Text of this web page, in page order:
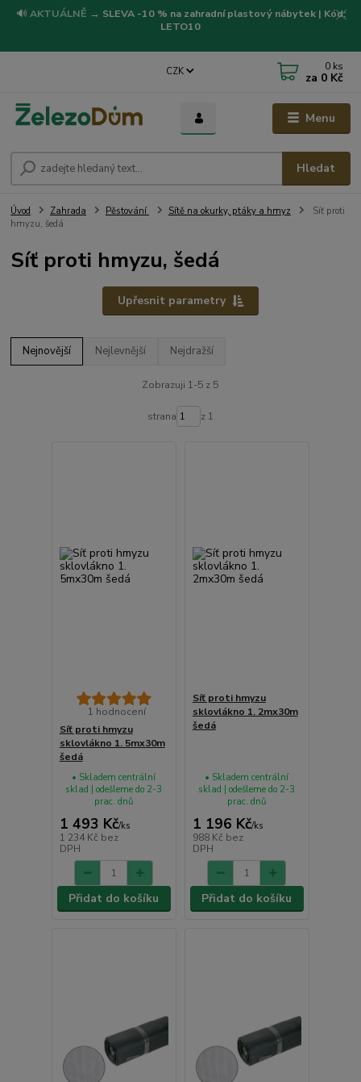
🔊 AKTUÁLNĚ → SLEVA -10 % na zahradní plastový nábytek | Kód:
LETO10
Menu
CZK
Hledat
0 ks
za 0 Kč
Úvod Zahrada Pěstování Sítě na okurky, ptáky a hmyz
Síť proti
hmyzu, šedá
Síť proti hmyzu, šedá
Upřesnit parametry
Nejnovější Nejlevnější Nejdražší
Zobrazuji 1-5 z 5
strana z 1
1 hodnocení
Síť proti hmyzu
sklovlákno 1. 5mx30m
šedá
1 493 Kč/ks
1 234 Kč bez
DPH
• Skladem centrální
sklad | odešleme do 2-3
prac. dnů
Přidat do košíku
Síť proti hmyzu
sklovlákno 1. 2mx30m
šedá
1 196 Kč/ks
988 Kč bez
DPH
• Skladem centrální
sklad | odešleme do 2-3
prac. dnů
Přidat do košíku